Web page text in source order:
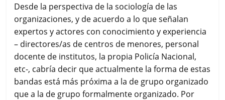
Desde la perspectiva de la sociología de las
organizaciones, y de acuerdo a lo que señalan
expertos y actores con conocimiento y experiencia
– directores/as de centros de menores, personal
docente de institutos, la propia Policía Nacional,
etc-, cabría decir que actualmente la forma de estas
bandas está más próxima a la de grupo organizado
que a la de grupo formalmente organizado. Por